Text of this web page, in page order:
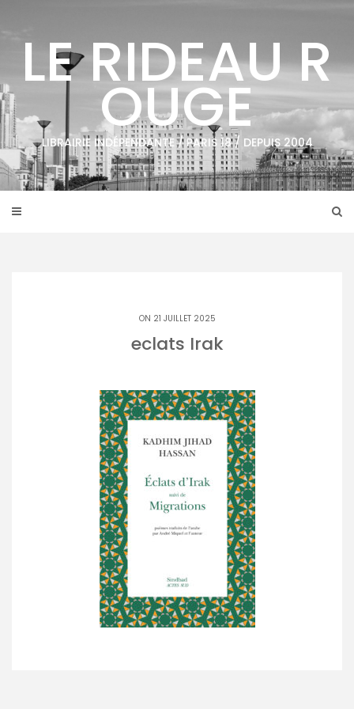
contentLE RIDEAU R
OUGE
LIBRAIRIE INDÉPENDANTE / PARIS 18 / DEPUIS 2004
ON 21 JUILLET 2025
eclats Irak